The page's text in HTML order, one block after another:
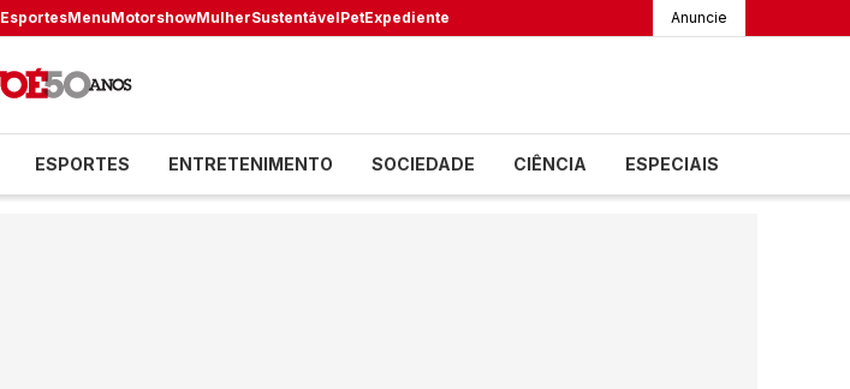
EsportesMenuMotorshowMulherSustentávelPetExpediente Anuncie
ESPORTES ENTRETENIMENTO SOCIEDADE CIÊNCIA ESPECIAIS